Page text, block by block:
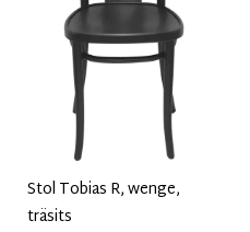
Stol Tobias R, wenge,
träsits